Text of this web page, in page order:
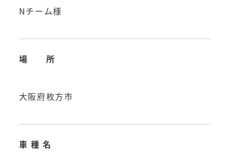
Nチーム様
場 所
大阪府枚方市
車 種 名